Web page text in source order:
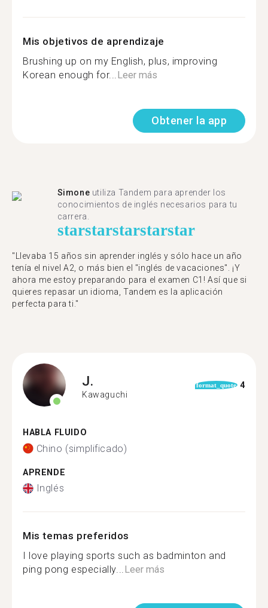
Mis objetivos de aprendizaje
Brushing up on my English, plus, improving
Korean enough for...Leer más
Obtener la app
Simone utiliza Tandem para aprender los
conocimientos de inglés necesarios para tu
carrera.
starstarstarstarstar
"Llevaba 15 años sin aprender inglés y sólo hace un año
tenía el nivel A2, o más bien el "inglés de vacaciones". ¡Y
ahora me estoy preparando para el examen C1! Así que si
quieres repasar un idioma, Tandem es la aplicación
perfecta para ti."
J.
Kawaguchi
format_quote 4
HABLA FLUIDO
Chino (simplificado)
APRENDE
Inglés
Mis temas preferidos
I love playing sports such as badminton and
ping pong especially...Leer más